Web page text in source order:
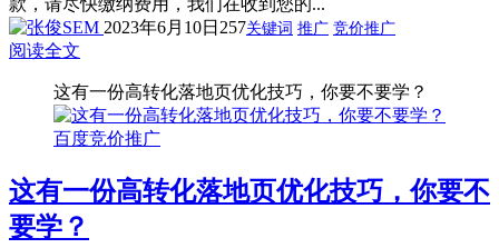
款，请尽快缴纳费用，我们在收到您的...
2023年6月10日 257关键词 推广 竞价推广
阅读全文
这有一份高转化落地页优化技巧，你要不要学？
百度竞价推广
这有一份高转化落地页优化技巧，你要不
要学？